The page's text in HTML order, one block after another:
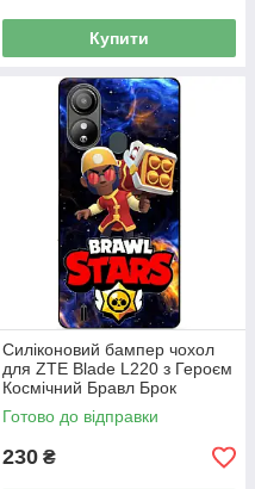
Купити
Силіконовий бампер чохол
для ZTE Blade L220 з Героєм
Космічний Бравл Брок
Готово до відправки
230 ₴